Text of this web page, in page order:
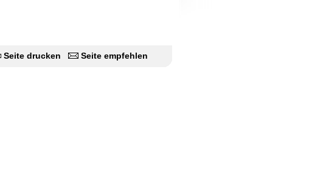
Seite drucken Seite empfehlen